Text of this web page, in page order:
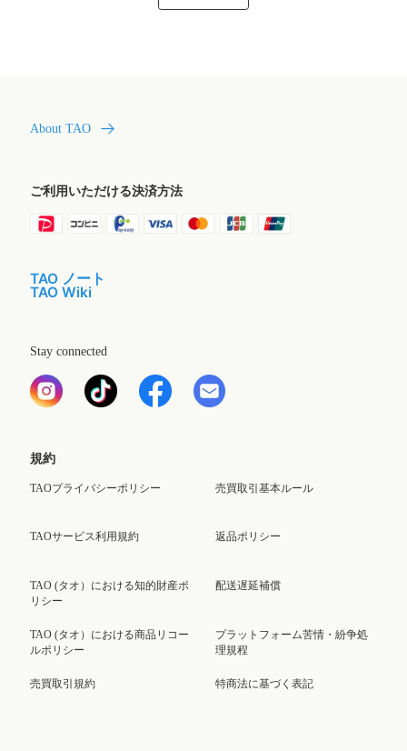
About TAO
ご利用いただける決済方法
TAO ノート
TAO Wiki
Stay connected
規約
TAOプライバシーポリシー
TAOサービス利用規約
TAO (タオ）における知的財産ポ
リシー
TAO (タオ）における商品リコー
ルポリシー
売買取引規約
売買取引基本ルール
返品ポリシー
配送遅延補償
プラットフォーム苦情・紛争処
理規程
特商法に基づく表記